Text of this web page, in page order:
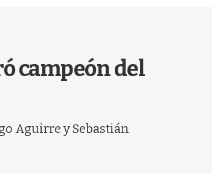
campeón del
Aguirre y Sebastián